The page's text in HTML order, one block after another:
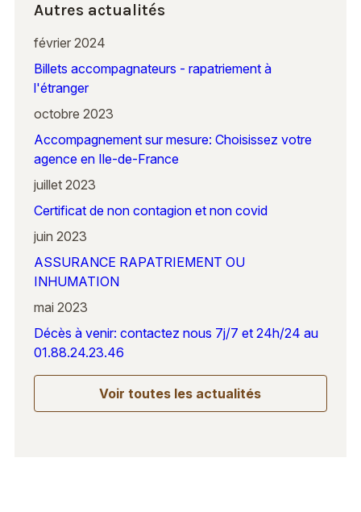
Autres actualités
février 2024
Billets accompagnateurs - rapatriement à
l'étranger
octobre 2023
Accompagnement sur mesure: Choisissez votre
agence en Ile-de-France
juillet 2023
Certificat de non contagion et non covid
juin 2023
ASSURANCE RAPATRIEMENT OU
INHUMATION
mai 2023
Décès à venir: contactez nous 7j/7 et 24h/24 au
01.88.24.23.46
Voir toutes les actualités